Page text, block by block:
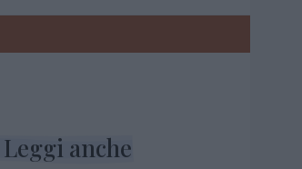
Leggi anche